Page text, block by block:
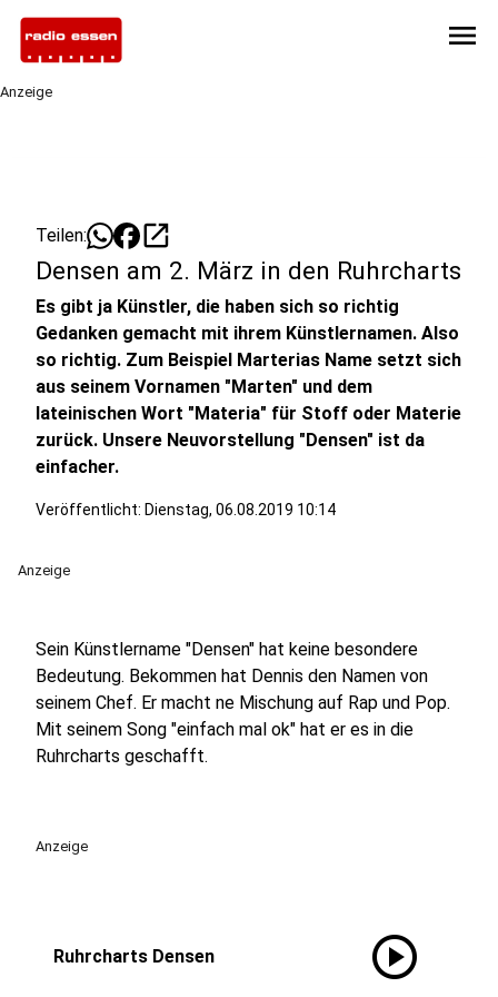
menu
Anzeige
Teilen: open_in_new
Densen am 2. März in den Ruhrcharts
Es gibt ja Künstler, die haben sich so richtig
Gedanken gemacht mit ihrem Künstlernamen. Also
so richtig. Zum Beispiel Marterias Name setzt sich
aus seinem Vornamen "Marten" und dem
lateinischen Wort "Materia" für Stoff oder Materie
zurück. Unsere Neuvorstellung "Densen" ist da
einfacher.
Veröffentlicht: Dienstag, 06.08.2019 10:14
Anzeige
Sein Künstlername "Densen" hat keine besondere
Bedeutung. Bekommen hat Dennis den Namen von
seinem Chef. Er macht ne Mischung auf Rap und Pop.
Mit seinem Song "einfach mal ok" hat er es in die
Ruhrcharts geschafft.
Anzeige
Ruhrcharts Densen play_circle